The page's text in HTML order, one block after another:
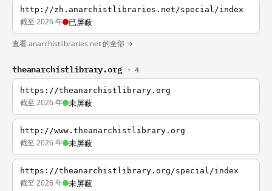
http://zh.anarchistlibraries.net/special/index
截至 2026 年 已屏蔽
查看 anarchistlibraries.net 的全部 →
theanarchistlibrary.org · 4
https://theanarchistlibrary.org
截至 2026 年 未屏蔽
http://www.theanarchistlibrary.org
截至 2026 年 未屏蔽
https://theanarchistlibrary.org/special/index
截至 2026 年 未屏蔽